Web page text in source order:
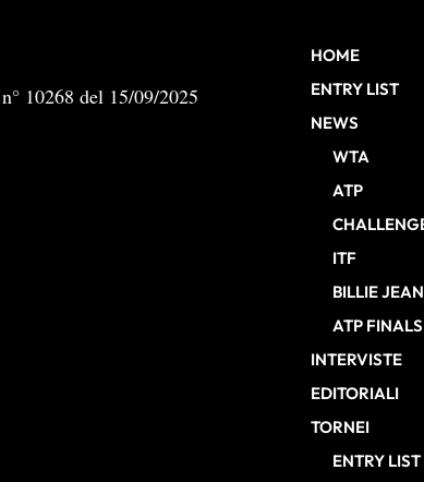
10268 del 15/09/2025
HOME
ENTRY LIST
NEWS
WTA
ATP
ITF
BILLIE
ATP FINALS
INTERVISTE
EDITORIALI
TORNEI
ENTRY LIST